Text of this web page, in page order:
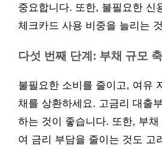
중요합니다. 또한, 불필요한 신
체크카드 사용 비중을 늘리는
다섯 번째 단계: 부채 규모
불필요한 소비를 줄이고, 여유
채를 상환하세요. 고금리 대출
하는 것이 좋습니다. 또한, 부
여 금리 부담을 줄이는 것도 고